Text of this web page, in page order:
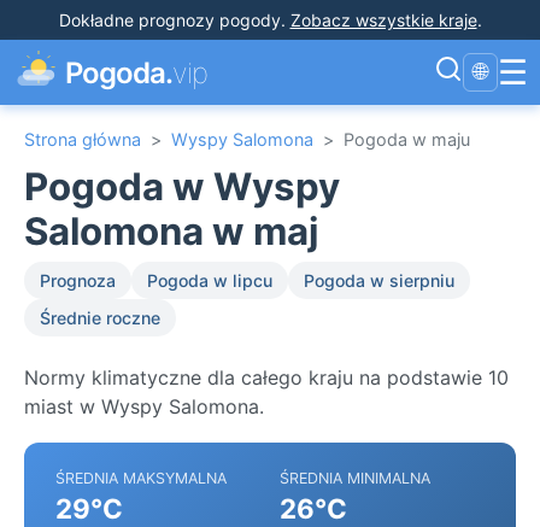
Dokładne prognozy pogody. Zobacz wszystkie kraje.
Pogoda.vip 🌐 ☰
Strona główna > Wyspy Salomona > Pogoda w maju
Pogoda w Wyspy
Salomona w maj
Prognoza Pogoda w lipcu
Pogoda w sierpniu
Średnie roczne
Normy klimatyczne dla całego kraju na podstawie 10
miast w Wyspy Salomona.
ŚREDNIA MAKSYMALNA
29°C
ŚREDNIA MINIMALNA
26°C